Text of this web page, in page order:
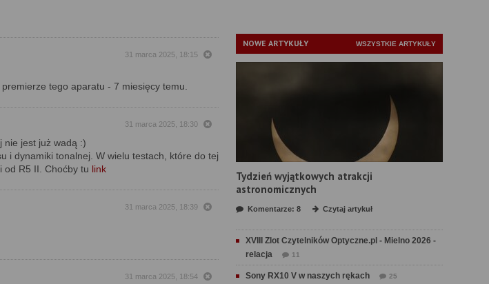
31 marca 2025, 18:15
tego aparatu - 7 miesięcy temu.
31 marca 2025, 18:30
nie jest już wadą :)
i dynamiki tonalnej. W wielu testach, które do tej
od R5 II. Choćby tu link
31 marca 2025, 18:39
31 marca 2025, 18:54
NOWE ARTYKUŁY WSZYSTKIE ARTYKUŁY
Tydzień wyjątkowych atrakcji
astronomicznych
Komentarze: 8 Czytaj artykuł
XVIII Zlot Czytelników Optyczne.pl - Mielno 2026 -
relacja
11
Sony RX10 V w naszych rękach 25